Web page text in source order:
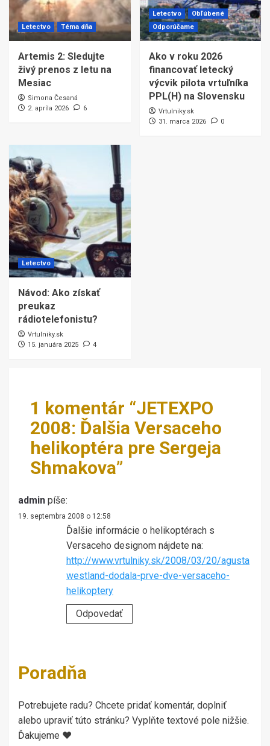
Letectvo Téma dňa
Artemis 2: Sledujte
živý prenos z letu na
Mesiac
Simona Česaná
2. apríla 2026
6
Letectvo
Obľúbené
Odporúčame
Ako v roku 2026
financovať letecký
výcvik pilota vrtuľníka
PPL(H) na Slovensku
Vrtulniky.sk
31. marca 2026
0
Letectvo
Návod: Ako získať
preukaz
rádiotelefonistu?
Vrtulniky.sk
15. januára 2025
4
1 komentár “JETEXPO
2008: Ďalšia Versaceho
helikoptéra pre Sergeja
Shmakova”
admin píše:
19. septembra 2008 o 12:58
Ďalšie informácie o helikoptérach s
Versaceho designom nájdete na:
http://www.vrtulniky.sk/2008/03/20/agusta
westland-dodala-prve-dve-versaceho-
helikoptery
Odpovedať
Poradňa
Potrebujete radu? Chcete pridať komentár, doplniť
alebo upraviť túto stránku? Vyplňte textové pole nižšie.
Ďakujeme ♥